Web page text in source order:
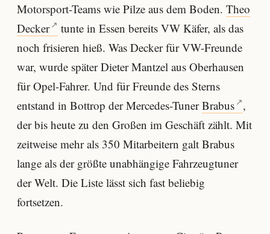
Motorsport-Teams wie Pilze aus dem Boden. Theo
Decker
tunte in Essen bereits VW Käfer, als das
noch frisieren hieß. Was Decker für VW-Freunde
war, wurde später Dieter Mantzel aus Oberhausen
für Opel-Fahrer. Und für Freunde des Sterns
entstand in Bottrop der Mercedes-TunerBrabus ,
der bis heute zu den Großen im Geschäft zählt. Mit
zeitweise mehr als 350 Mitarbeitern galt Brabus
lange als der größte unabhängige Fahrzeugtuner
der Welt. Die Liste lässt sich fast beliebig
fortsetzen.